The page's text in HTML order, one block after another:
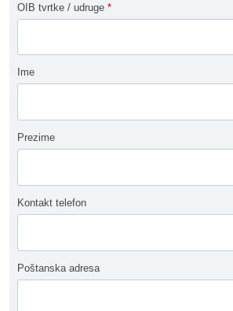
OIB tvrtke / udruge *
Ime
Prezime
Kontakt telefon
Poštanska adresa